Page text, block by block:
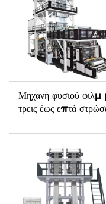
Μηχανή φυσιού φιλμ
τρεις έως επτά